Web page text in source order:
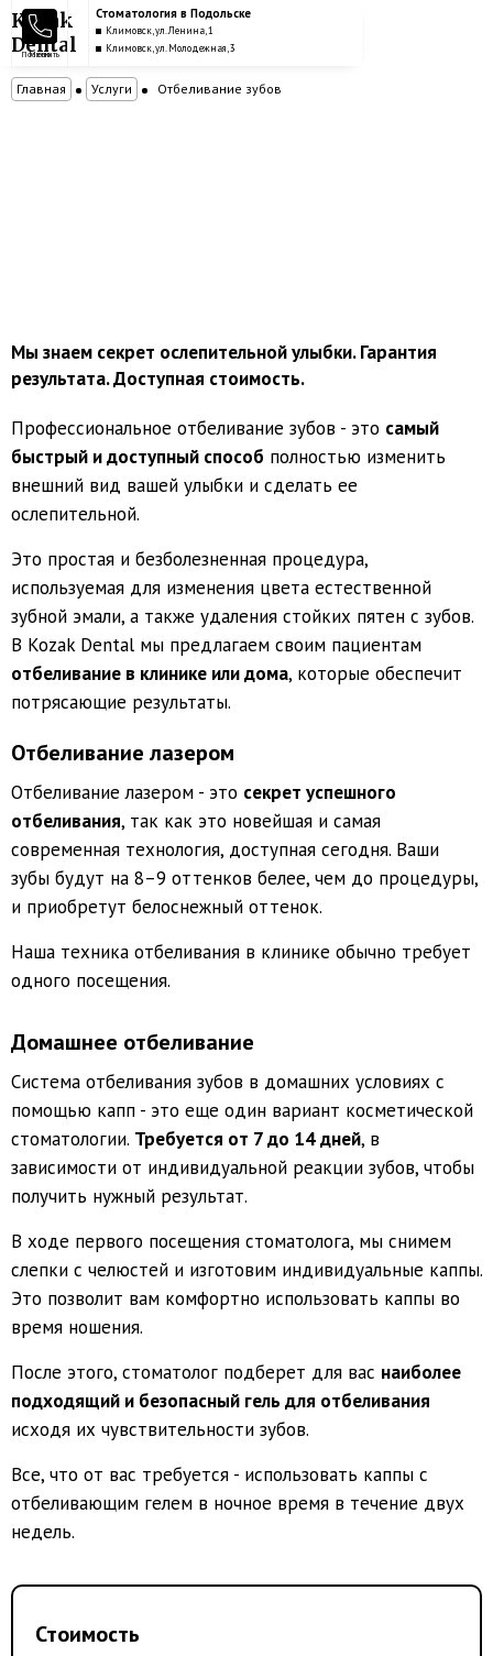
Kozak
Dental
Стоматология в Подольске
Климовск, ул. Ленина, 1
Климовск, ул. Молодежная, 3
Позвонить
Меню
Главная Услуги Отбеливание зубов
Мы знаем секрет ослепительной улыбки. Гарантия
результата. Доступная стоимость.
Профессиональное отбеливание зубов - это самый
быстрый и доступный способ полностью изменить
внешний вид вашей улыбки и сделать ее
ослепительной.
Это простая и безболезненная процедура,
используемая для изменения цвета естественной
зубной эмали, а также удаления стойких пятен с зубов.
В Kozak Dental мы предлагаем своим пациентам
отбеливание в клинике или дома, которые обеспечит
потрясающие результаты.
Отбеливание лазером
Отбеливание лазером - это секрет успешного
отбеливания, так как это новейшая и самая
современная технология, доступная сегодня. Ваши
зубы будут на 8–9 оттенков белее, чем до процедуры,
и приобретут белоснежный оттенок.
Наша техника отбеливания в клинике обычно требует
одного посещения.
Домашнее отбеливание
Система отбеливания зубов в домашних условиях с
помощью капп - это еще один вариант косметической
стоматологии. Требуется от 7 до 14 дней, в
зависимости от индивидуальной реакции зубов, чтобы
получить нужный результат.
В ходе первого посещения стоматолога, мы снимем
слепки с челюстей и изготовим индивидуальные каппы.
Это позволит вам комфортно использовать каппы во
время ношения.
После этого, стоматолог подберет для вас наиболее
подходящий и безопасный гель для отбеливания
исходя их чувствительности зубов.
Все, что от вас требуется - использовать каппы с
отбеливающим гелем в ночное время в течение двух
недель.
Стоимость